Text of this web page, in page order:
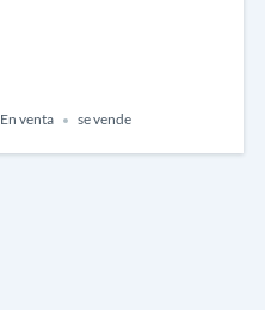
En venta se vende